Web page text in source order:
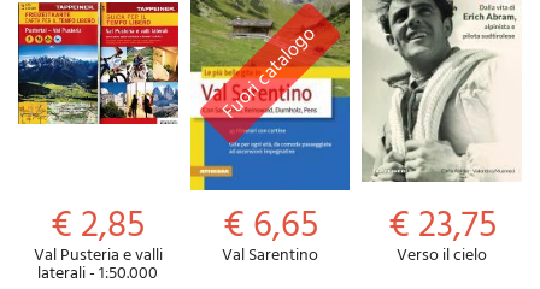
€ 2,85
Val Pusteria e valli
laterali - 1:50.000
€ 6,65
Val Sarentino
€ 23,75
Verso il cielo